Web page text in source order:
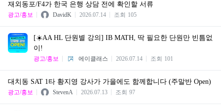
재외동포/F4가 한국 은행 상담 전에 확인할 서류
광고/홍보 DavidK 2026.07.14 조회 105
[☀️AA HL 단원별 강의] IB MATH, 딱 필요한 단원만 빈틈없
이!
광고/홍보 에이클래스 2026.07.14 조회 101
대치동 SAT 1타 황지영 강사가 가을에도 함께합니다 (주말반 Open)
광고/홍보 StevenA 2026.07.13 조회 97